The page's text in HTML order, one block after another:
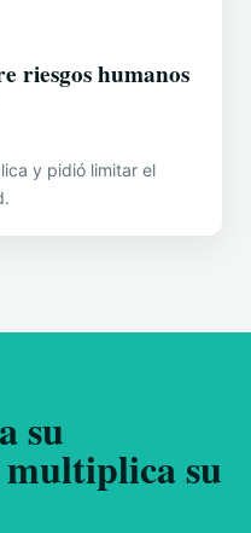
riesgos humanos
y pidió limitar el
su
su